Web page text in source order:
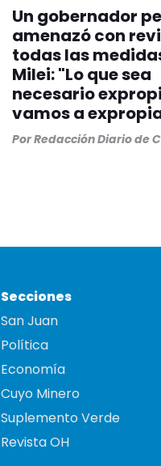
Un gobernador
amenazó con
todas las
Milei: "Lo que sea
necesario
vamos a
PorRedacción Diario de
Secciones
San Juan
Política
Economía
Cuyo Minero
Suplemento Verde
Revista OH